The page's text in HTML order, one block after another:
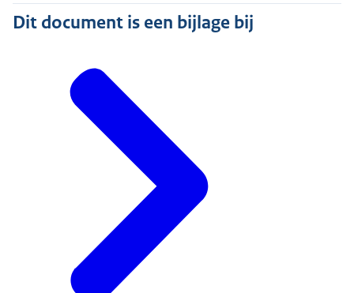
Dit document is een bijlage bij